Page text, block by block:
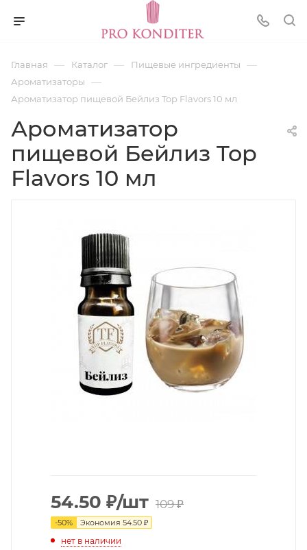
Главная — Каталог — Пищевые ингредиенты —
Ароматизаторы —
Ароматизатор пищевой Бейлиз Top Flavors 10 мл
Ароматизатор
пищевой Бейлиз Top
Flavors 10 мл
54.50 ₽/шт 109₽
-50% Экономия 54.50 ₽
нет в наличии